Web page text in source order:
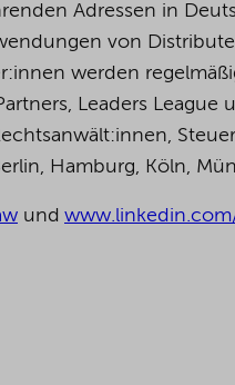
Adressen in
von
werden
Leaders League
Hamburg, Köln,
und